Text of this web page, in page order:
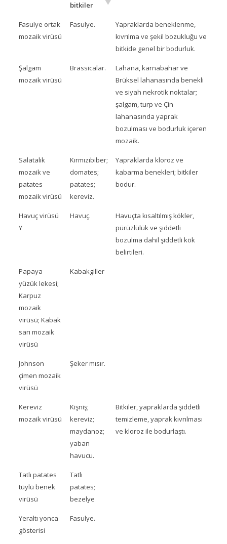
bitkiler
Fasulye ortak
mozaik virüsü
Fasulye.
Yapraklarda beneklenme,
kıvrılma ve şekil bozukluğu ve
bitkide genel bir bodurluk.
Şalgam
mozaik virüsü
Brassicalar.
Lahana, karnabahar ve
Brüksel lahanasında benekli
ve siyah nekrotik noktalar;
şalgam, turp ve Çin
lahanasında yaprak
bozulması ve bodurluk içeren
mozaik.
Salatalık
mozaik ve
patates
mozaik virüsü
Kırmızıbiber;
domates;
patates;
kereviz.
Yapraklarda kloroz ve
kabarma benekleri; bitkiler
bodur.
Havuç virüsü
Y
Havuç.
Havuçta kısaltılmış kökler,
pürüzlülük ve şiddetli
bozulma dahil şiddetli kök
belirtileri.
Papaya
yüzük lekesi;
Karpuz
mozaik
virüsü; Kabak
sarı mozaik
virüsü
Kabakgiller
Johnson
çimen mozaik
virüsü
Şeker mısır.
Kereviz
mozaik virüsü
Kişniş;
kereviz;
maydanoz;
yaban
havucu.
Bitkiler, yapraklarda şiddetli
temizleme, yaprak kıvrılması
ve kloroz ile bodurlaştı.
Tatlı patates
tüylü benek
virüsü
Tatlı
patates;
bezelye
Yeraltı yonca
gösterisi
Fasulye.